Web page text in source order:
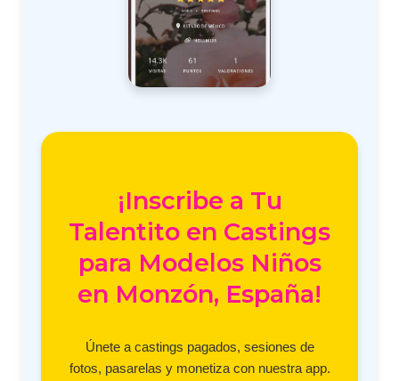
¡Inscribe a Tu
Talentito en Castings
para Modelos Niños
en Monzón, España!
Únete a castings pagados, sesiones de
fotos, pasarelas y monetiza con nuestra app.